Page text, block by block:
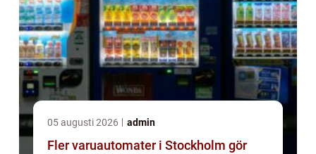
05 augusti 2026 admin
Fler varuautomater i Stockholm gör